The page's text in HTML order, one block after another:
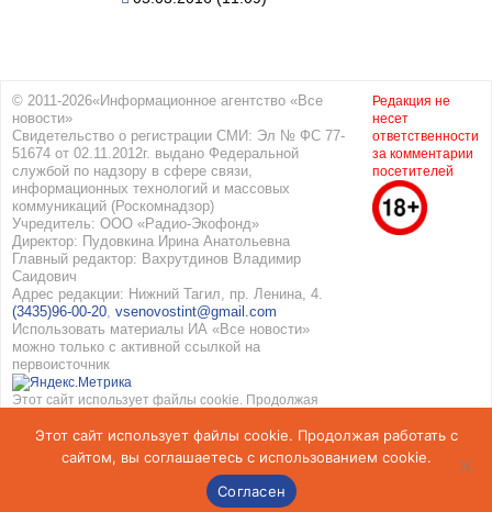
© 2011-2026«Информационное агентство «Все
новости»
Свидетельство о регистрации СМИ: Эл № ФС 77-
51674 от 02.11.2012г. выдано Федеральной
службой по надзору в сфере связи,
информационных технологий и массовых
коммуникаций (Роскомнадзор)
Учредитель: ООО «Радио-Экофонд»
Директор: Пудовкина Ирина Анатольевна
Главный редактор: Вахрутдинов Владимир
Саидович
Адрес редакции: Нижний Тагил, пр. Ленина, 4.
(3435)96-00-20 vsenovostint@gmail.com
Использовать материалы ИА «Все новости»
можно только с активной ссылкой на
первоисточник
Этот сайт использует файлы cookie. Продолжая
использованием cookie. Подробнее вПолитике
конфиденциальностииСоглашение об обработке
персональных данных
Редакция не
несет
ответственности
за комментарии
посетителей
Этот сайт использует файлы cookie. Продолжая работать с
сайтом, вы соглашаетесь с использованием cookie.
Согласен